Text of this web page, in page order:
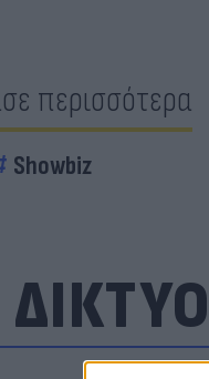
περισσότερα
Showbiz